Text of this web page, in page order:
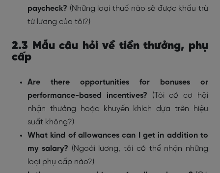
paycheck? (Những loại thuế nào sẽ được khấu trừ
từ lương của tôi?)
2.3 Mẫu câu hỏi về tiền thưởng, phụ
cấp
Are there opportunities for bonuses or
performance-based incentives? ( Tôi có cơ hội
nhận thưởng hoặc khuyến khích dựa trên hiệu
suất không?)
What kind of allowances can I get in addition to
my salary? (Ngoài lương, tôi có thể nhận những
loại phụ cấp nào?)